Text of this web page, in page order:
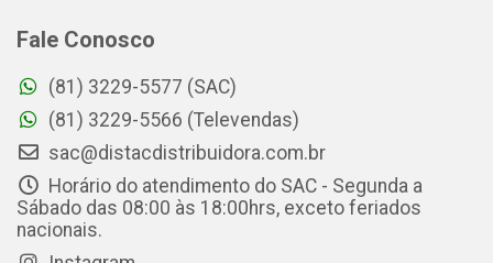
Fale Conosco
(81) 3229-5577 (SAC)
(81) 3229-5566 (Televendas)
sac@distacdistribuidora.com.br
Horário do atendimento do SAC - Segunda a
Sábado das 08:00 às 18:00hrs, exceto feriados
nacionais.